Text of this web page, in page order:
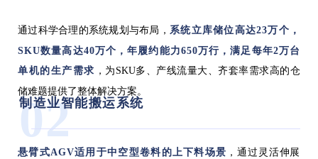
通过科学合理的系统规划与布局，系统立库储位高达23万个，
SKU数量高达40万个，年履约能力650万行，满足每年2万台
单机的生产需求 ，为SKU多、产线流量大、齐套率需求高的仓
储难题提供了整体解决方案。
02
制造业智能搬运系统
悬臂式AGV适用于中空型卷料的上下料场景 ，通过灵活伸展